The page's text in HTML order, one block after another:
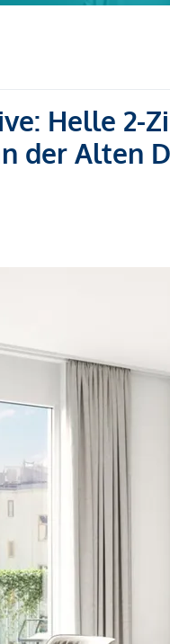
Helle 2-
der Alten